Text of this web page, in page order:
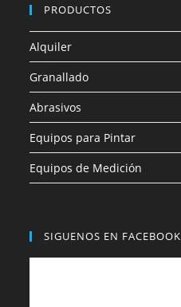
PRODUCTOS
Alquiler
Granallado
Abrasivos
Equipos para Pintar
Equipos de Medición
SIGUENOS EN FACEBOOK